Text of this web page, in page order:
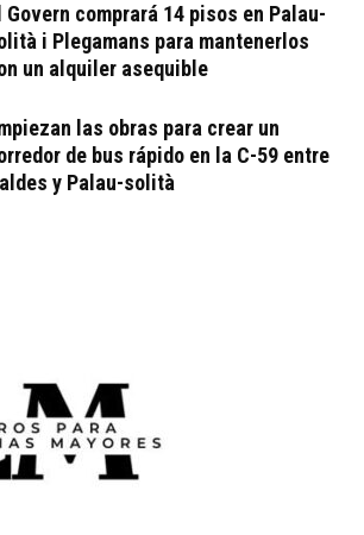
Govern comprará 14 pisos en Palau-
i Plegamans para mantenerlos
un alquiler asequible
las obras para crear un
de bus rápido en la C-59 entre
y Palau-solità